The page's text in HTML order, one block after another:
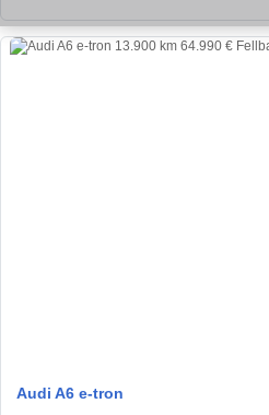
Audi A6 e-tron